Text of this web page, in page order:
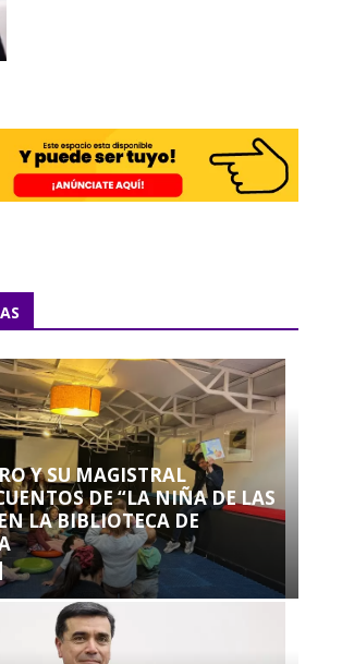
Y SU MAGISTRAL
DE “LA NIÑA DE LAS
LA BIBLIOTECA DE